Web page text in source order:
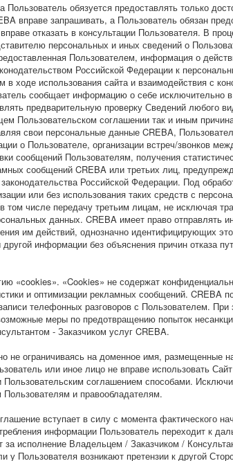
обязуется предоставлять только
вправе запрашивать, а Пользователь обязан
отказать в консультации Пользователя. В
персональных и иных сведений о
Пользователем, информация о
Российской Федерации к
ходе использования сайта и взаимодействия с
сообщает информацию о себе исключительно
предварительную проверку Сведений любого
Пользовательском соглашении так и иным
свои персональные данные CREBA,
о Пользователе, организации встреч/звонков
сообщений Пользователям, получения
сообщений CREBA или третьих лиц,
Российской Федерации. Под
или без использования таких средств с
числе передачу третьим лицам, не исключая
данных. CREBA имеет право
им действий, однозначно идентифицирующих
информации без объяснения причин отказа
«Cookies» не содержат
и оптимизации рекламных сообщений.
телефонных разговоров с Пользователем.
меры по предотвращению попыток
- Заказчиком услуг CREBA.
на доменное имя, размещенные на
или иное лицо не вправе использовать
соглашением способами.
и правообладателям.
вступает в силу с момента фактического
информации Пользователь переходит к
исполнение Владельцем / Заказчиком /
возникают претензии к другой